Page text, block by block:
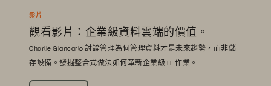
影片
觀看影片：企業級資料雲端的價值。
Charlie Giancarlo 討論管理為何管理資料才是未來趨勢，而非儲
存設備。發掘整合式做法如何革新企業級 IT 作業。